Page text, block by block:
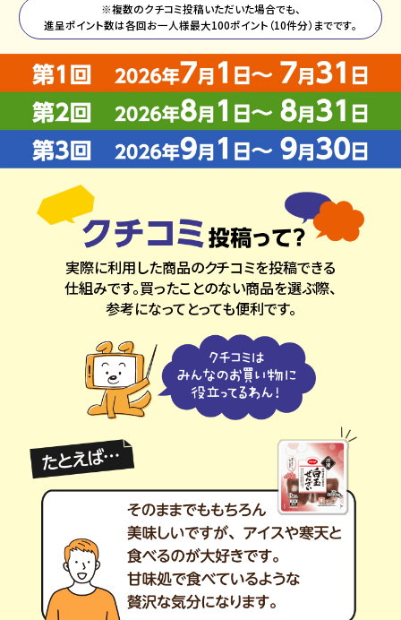
※複数のクチコミ投稿いただいた場合でも、
進呈ポイント数は各回お一人様最大100ポイント（10件分）までです。
実際に利用した商品のクチコミを投稿できる
仕組みです。買ったことのない商品を選ぶ際、
参考になってとっても便利です。